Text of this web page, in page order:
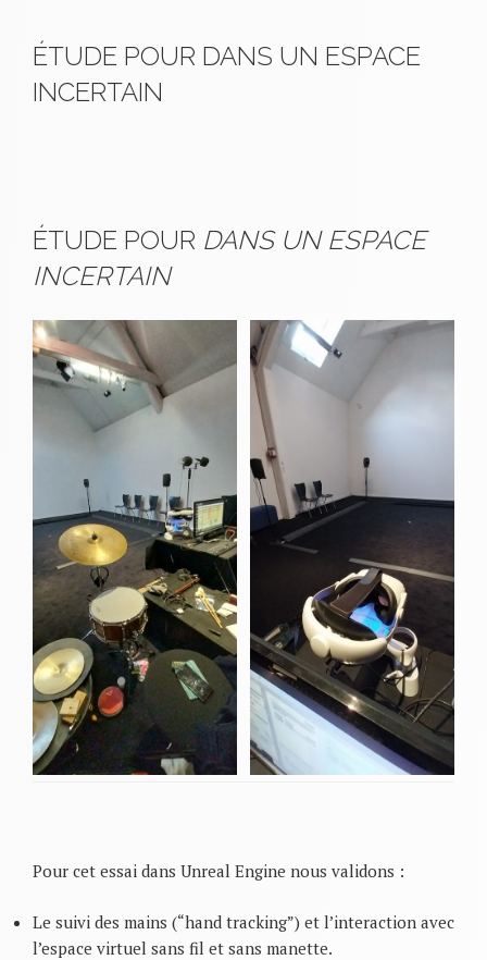
ÉTUDE POUR DANS UN ESPACE
INCERTAIN
ÉTUDE POUR DANS UN ESPACE
INCERTAIN
Pour cet essai dans Unreal Engine nous validons :
Le suivi des mains (“hand tracking”) et l’interaction avec
l’espace virtuel sans fil et sans manette.